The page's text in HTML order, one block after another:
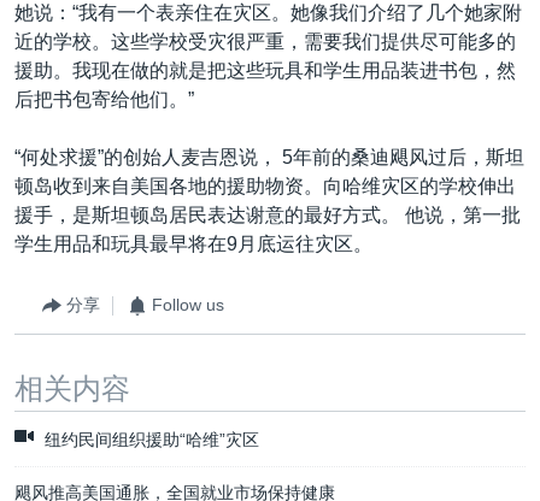
她说：“我有一个表亲住在灾区。她像我们介绍了几个她家附
近的学校。这些学校受灾很严重，需要我们提供尽可能多的
援助。我现在做的就是把这些玩具和学生用品装进书包，然
后把书包寄给他们。”
“何处求援”的创始人麦吉恩说， 5年前的桑迪飓风过后，斯坦
顿岛收到来自美国各地的援助物资。向哈维灾区的学校伸出
援手，是斯坦顿岛居民表达谢意的最好方式。 他说，第一批
学生用品和玩具最早将在9月底运往灾区。
分享 Follow us
相关内容
纽约民间组织援助“哈维”灾区
飓风推高美国通胀，全国就业市场保持健康